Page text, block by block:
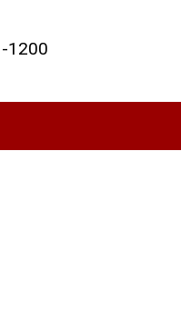
1200